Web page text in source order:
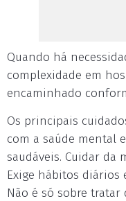
Quando há
complexidade em
encaminhado
Os principais
com a saúde mental
saudáveis. Cuidar da
Exige hábitos diários
Não é só sobre tratar